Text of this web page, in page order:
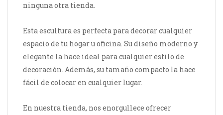
ninguna otra tienda.
Esta escultura es perfecta para decorar cualquier
espacio de tu hogar u oficina. Su diseño moderno y
elegante la hace ideal para cualquier estilo de
decoración. Además, su tamaño compacto la hace
fácil de colocar en cualquier lugar.
En nuestra tienda, nos enorgullece ofrecer